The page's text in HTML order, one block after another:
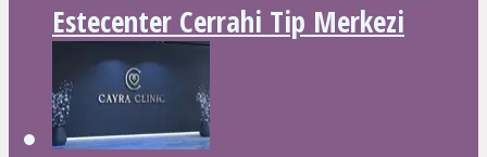
Estecenter Cerrahi Tip Merkezi